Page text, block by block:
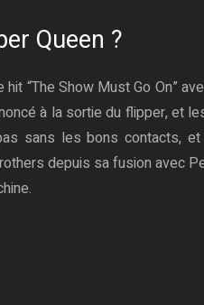
Queen ?
“The Show Must Go On”
à la sortie du flipper, et
sans les bons contacts,
depuis sa fusion avec